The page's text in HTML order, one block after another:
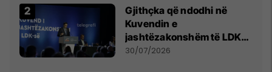
Gjithçka që ndodhi në
Kuvendin e
jashtëzakonshëm të LDK-
së
30/07/2026